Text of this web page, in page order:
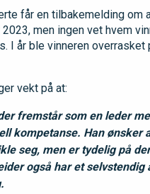
får en tilbakemelding om
men ingen vet hvem
I år ble vinneren overrasket
vekt på at:
fremstår som en leder
kompetanse. Han ønsker
seg, men er tydelig på
også har et selvstendig